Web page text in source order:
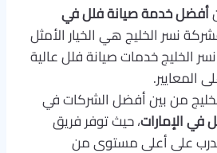
أفضل خدمة صيانة فلل في
نسر الخليج هي الخيار الأمثل
الخليج خدمات صيانة فلل عالية
المعايير.
من بين أفضل الشركات في
في الإمارات، حيث توفر فريق
على أعلى مستوى من